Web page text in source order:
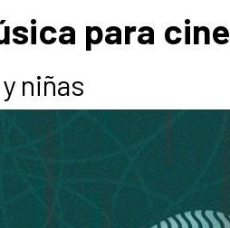
para cine
niñas